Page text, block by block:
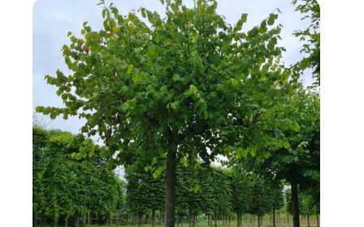
Deze
optie
kan
gekozen
worden
op
de
productpagina